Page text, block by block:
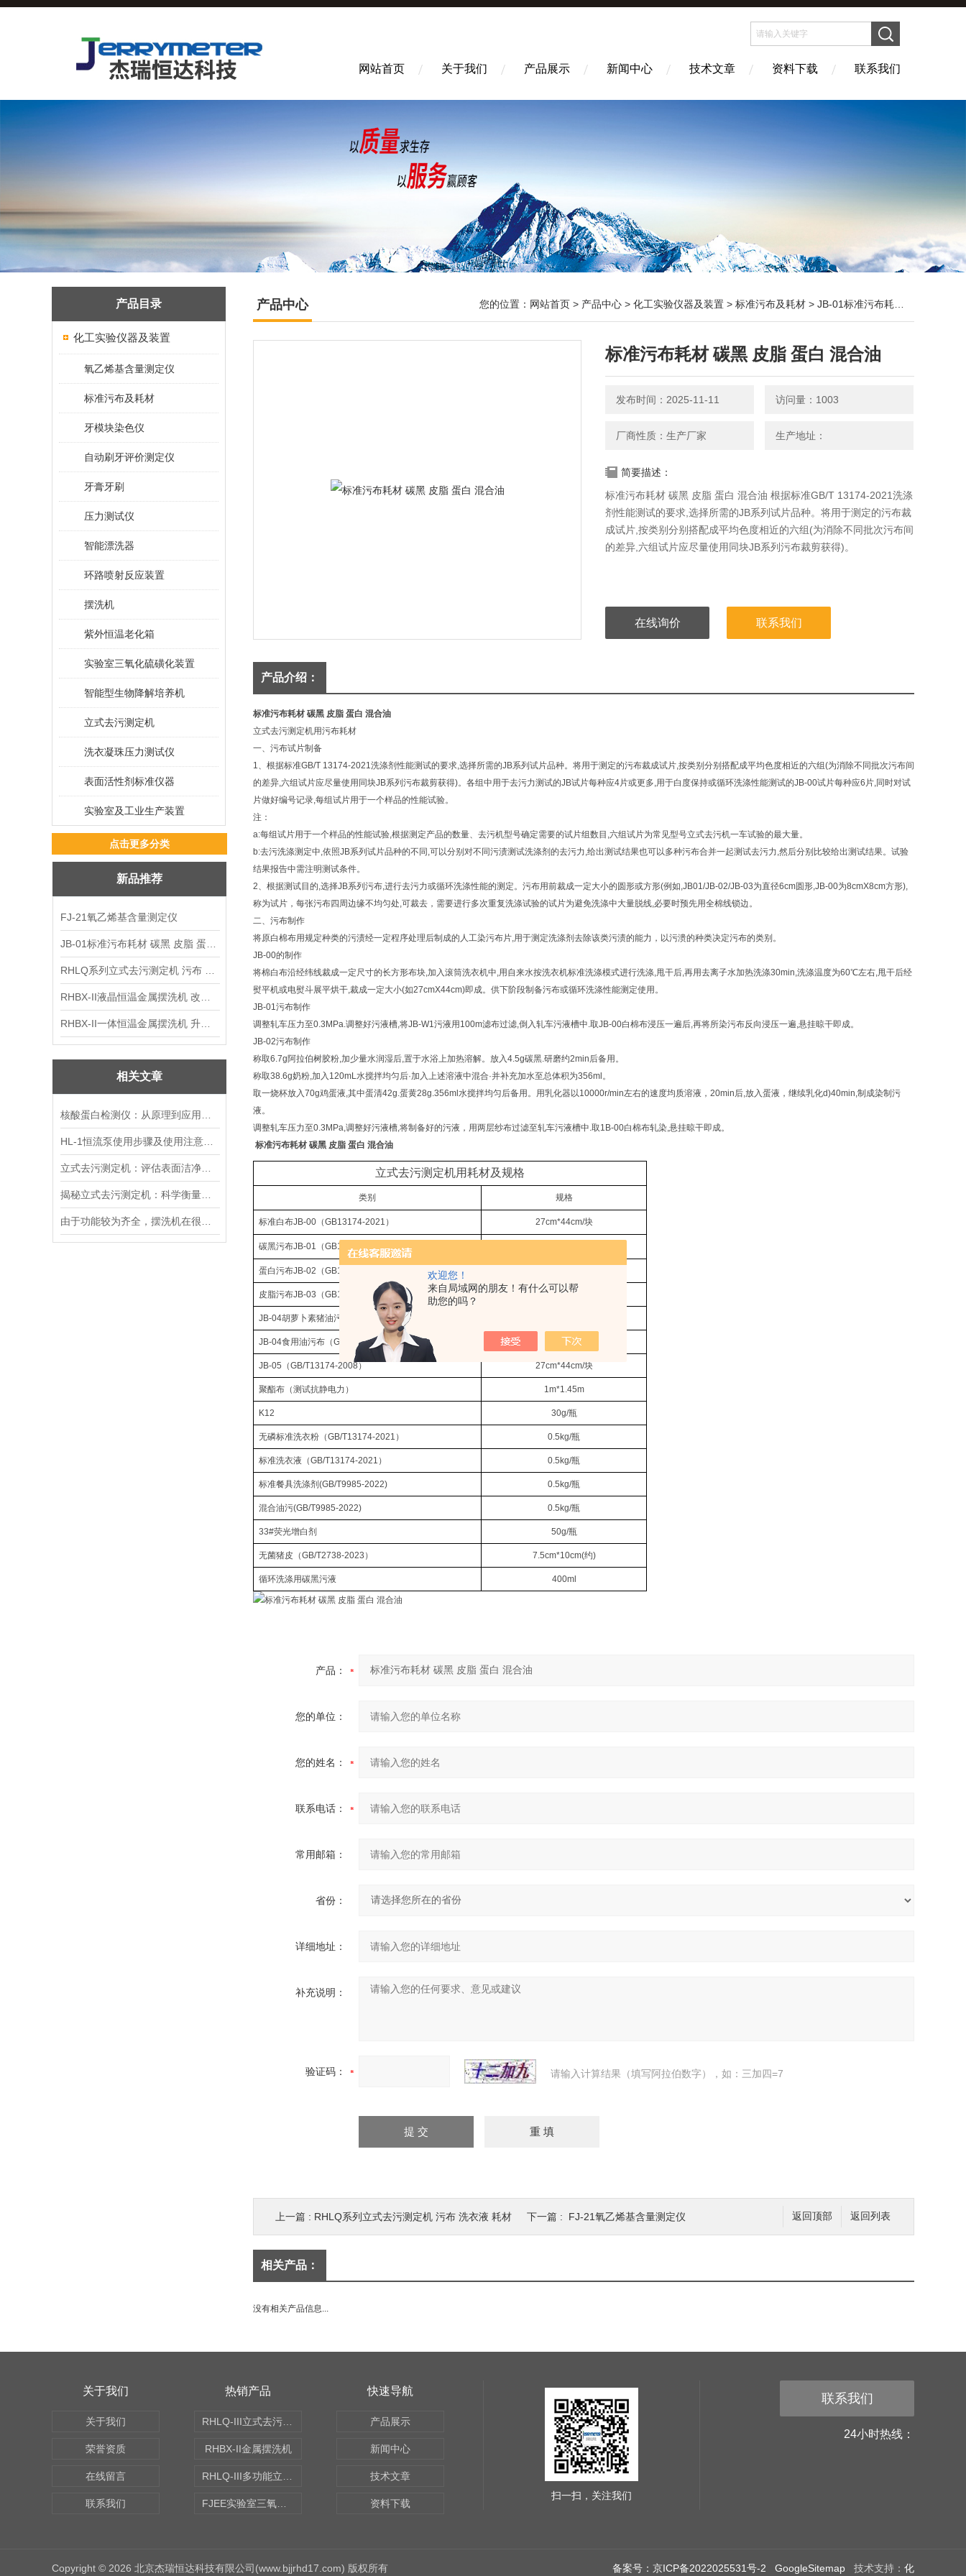
欢迎您！
来自局域网的朋友！有什么可以帮
助您的吗？
网站首页 关于我们 产品展示 新闻中心 技术文章 资料下载 联系我们
产品目录
化工实验仪器及装置
氧乙烯基含量测定仪
标准污布及耗材
牙模块染色仪
自动刷牙评价测定仪
牙膏牙刷
压力测试仪
智能漂洗器
环路喷射反应装置
摆洗机
紫外恒温老化箱
实验室三氧化硫磺化装置
智能型生物降解培养机
立式去污测定机
洗衣凝珠压力测试仪
表面活性剂标准仪器
实验室及工业生产装置
点击更多分类
新品推荐
FJ-21氧乙烯基含量测定仪
相关文章
产品中心 您的位置： 网站首页 > 产品中心 > 化工实验仪器及装置 > 标准污布及耗材 > JB-01标准污布耗材 碳黑 皮脂 蛋白 混合油
标准污布耗材 碳黑 皮脂 蛋白 混合油
发布时间：2025-11-11 访问量：1003
厂商性质：生产厂家 生产地址：
简要描述：
标准污布耗材 碳黑 皮脂 蛋白 混合油 根据标准GB/T 13174-2021洗涤
剂性能测试的要求,选择所需的JB系列试片品种。将用于测定的污布裁
成试片,按类别分别搭配成平均色度相近的六组(为消除不同批次污布间
的差异,六组试片应尽量使用同块JB系列污布裁剪获得)。
在线询价 联系我们
产品介绍：
标准污布耗材 碳黑 皮脂 蛋白 混合油
立式去污测定机用污布耗材
一、污布试片制备
1、根据标准GB/T 13174-2021洗涤剂性能测试的要求,选择所需的JB系列试片品种。将用于测定的污布裁成试片,按类别分别搭配成平均色度相近的六组(为消除不同批次污布间
的差异,六组试片应尽量使用同块JB系列污布裁剪获得)。各组中用于去污力测试的JB试片每种应4片或更多,用于白度保持或循环洗涤性能测试的JB-00试片每种应6 片,同时对试
片做好编号记录,每组试片用于一个样品的性能试验。
注：
a:每组试片用于一个样品的性能试验,根据测定产品的数量、去污机型号确定需要的试片组数目 ,六组试片为常见型号立式去污机一车试验的最大量。
b:去污洗涤测定中,依照JB系列试片品种的不同 ,可以分别对不同污渍测试洗涤剂的去污力,给出测试结果也可以多种污布合并一起测试去污力,然后分别比较给出测试结果。试验
结果报告中需注明测试条件。
2、根据测试目的,选择JB系列污布,进行去污力或循环洗涤性能的测定。污布用前裁成一定大小的圆形或方形(例如,JB01/JB-02/JB-03为直径6cm圆形,JB-00为8cmX8cm方形),
称为试片，每张污布四周边缘不均匀处,可裁去，需要进行多次重复洗涤试验的试片为避免洗涤中大量脱线,必要时预先用全棉线锁边。
二、污布制作
将原白棉布用规定种类的污渍经一定程序处理后制成的人工染污布片,用于测定洗涤剂去除该类污渍的能力，以污溃的种类决定污布的类别。
JB-00的制作
将棉白布沿经纬线裁成一定尺寸的长方形布块,加入滚筒洗衣机中,用自来水按洗衣机标准洗涤模式进行洗涤,甩干后,再用去离子水加热洗涤30min,洗涤温度为60℃左右,甩干后经
熨平机或电熨斗展平烘干,裁成一定大小(如27cmX44cm)即成。供下阶段制备污布或循环洗涤性能测定使用。
JB-01污布制作
调整轧车压力至0.3MPa.调整好污液槽,将JB-W1污液用 100m滤布过滤,倒入轧车污液槽中.取JB-00白棉布浸压一遍后,再将所染污布反向浸压一遍,悬挂晾干即成。
JB-02污布制作
称取6.7g阿拉伯树胶粉,加少量水润湿后,置于水浴上加热溶解。放入4.5g碳黑.研磨约2min后备用。
称取38.6g奶粉,加入 120mL水搅拌均匀后·加入上述溶液中混合·并补充加水至总体积为356ml 。
取一烧杯放入70g鸡蛋液,其中蛋清42g.蛋黄28g.356ml 水搅拌均匀后备用。用乳化器以10000r/min左右的速度均质溶液， 20min后,放入蛋液，继续乳化d)40min,制成染制污
液。
调整轧车压力至0.3MPa,调整好污液槽,将制备好的污液，用两层纱布过滤至轧车污液槽中.取1B-00白棉布轧染,悬挂晾干即成。
标准污布耗材 碳黑 皮脂 蛋白 混合油
立式去污测定机用耗材及规格
类别 规格
标准白布JB-00 （GB13174-2021 ） 27cm*44cm/块
碳黑污布JB-01 （GB13174-2021）
蛋白污布JB-02 （GB13174-2021
皮脂污布JB-03 （GB13174-2021） 27cm*44cm/
JB-04胡萝卜素猪油污（ GB/T42239.2-2022
JB-04食用油污布（GB/T13174-2008） 7cm*7cm/块
JB-05 （GB/T13174-2008 ） 27cm*44cm/块
聚酯布（测试抗静电力） 1m*1.45m
K12 30g/瓶
无磷标准洗衣粉（GB/T13174-2021 ） 0.5kg/瓶
标准洗衣液（GB/T13174-2021 ） 0.5kg/瓶
标准餐具洗涤剂 (GB/T9985-2022) 0.5kg/瓶
混合油污(GB/T9985-2022) 0.5kg/瓶
33#荧光增白剂 50g/瓶
无菌猪皮（GB/T2738-2023 ） 7.5cm*10cm(约)
循环洗涤用碳黑污液 400ml
产品：
您的单位：
您的姓名：
联系电话：
常用邮箱：
省份：
详细地址：
补充说明：
验证码： 请输入计算结果（填写阿拉伯数字），如：三加四=7
返回列表
返回顶部
上一篇 : RHLQ系列立式去污测定机 污布 洗衣液 耗材 下一篇 : FJ-21氧乙烯基含量测定仪
相关产品：
没有相关产品信息...
关于我们
关于我们
荣誉资质
在线留言
联系我们
热销产品
RHBX-II金属摆洗机
快速导航
产品展示
新闻中心
技术文章
资料下载
扫一扫，关注我们
联系我们
24小时热线：
Copyright © 2026 北京杰瑞恒达科技有限公司(www.bjjrhd17.com) 版权所有 备案号：京ICP备2022025531号-2 GoogleSitemap 技术支持： 化